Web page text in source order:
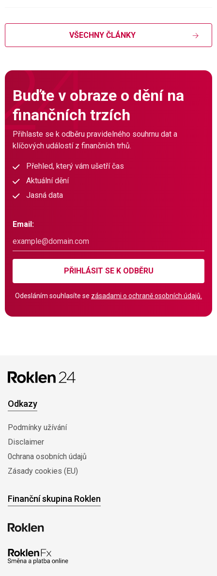
VŠECHNY ČLÁNKY
Buďte v obraze o dění na
finančních trzích
Přihlaste se k odběru pravidelného souhrnu dat a
klíčových událostí z finančních trhů.
Přehled, který vám ušetří čas
Aktuální dění
Jasná data
Email:
PŘIHLÁSIT SE K ODBĚRU
Odesláním souhlasíte se zásadami o ochraně osobních údajů.
Odkazy
Podmínky užívání
Disclaimer
0chrana osobních údajů
Zásady cookies (EU)
Finanční skupina Roklen